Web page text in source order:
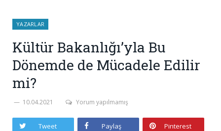
YAZARLAR
Kültür Bakanlığı’yla Bu
Dönemde de Mücadele Edilir
mi?
10.04.2021 Yorum yapılmamış
Tweet Paylaş Pinterest